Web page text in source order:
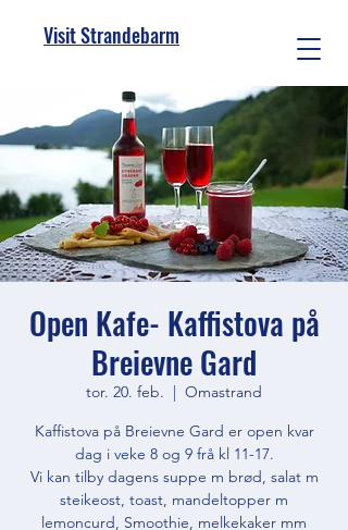
Visit Strandebarm
Open Kafe- Kaffistova på
Breievne Gard
tor. 20. feb.
  |
Omastrand
Kaffistova på Breievne Gard er open kvar
dag i veke 8 og 9 frå kl 11-17.
Vi kan tilby dagens suppe m brød, salat m
steikeost, toast, mandeltopper m
lemoncurd, Smoothie, melkekaker mm